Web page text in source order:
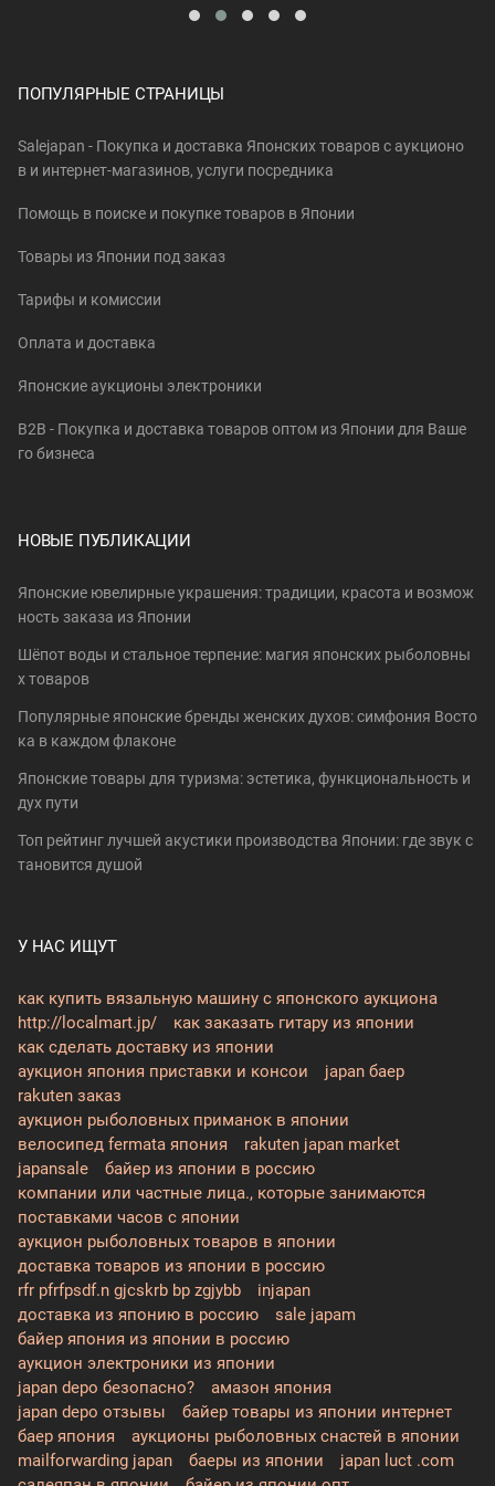
ПОПУЛЯРНЫЕ СТРАНИЦЫ
Salejapan - Покупка и доставка Японских товаров c аукционо
в и интернет-магазинов, услуги посредника
Помощь в поиске и покупке товаров в Японии
Товары из Японии под заказ
Тарифы и комиссии
Оплата и доставка
Японские аукционы электроники
B2B - Покупка и доставка товаров оптом из Японии для Ваше
го бизнеса
НОВЫЕ ПУБЛИКАЦИИ
Японские ювелирные украшения: традиции, красота и возмож
ность заказа из Японии
Шёпот воды и стальное терпение: магия японских рыболовны
х товаров
Популярные японские бренды женских духов: симфония Восто
ка в каждом флаконе
Японские товары для туризма: эстетика, функциональность и
дух пути
Топ рейтинг лучшей акустики производства Японии: где звук с
тановится душой
У НАС ИЩУТ
как купить вязальную машину с японского аукциона
http://localmart.jp/
как заказать гитару из японии
как сделать доставку из японии
аукцион япония приставки и консои
japan баер
rakuten заказ
аукцион рыболовных приманок в японии
велосипед fermata япония
rakuten japan market
japansale
байер из японии в россию
компании или частные лица., которые занимаются
поставками часов с японии
аукцион рыболовных товаров в японии
доставка товаров из японии в россию
rfr pfrfpsdf.n gjcskrb bp zgjybb
injapan
доставка из японию в россию
sale japam
байер япония из японии в россию
аукцион электроники из японии
japan depo безопасно?
амазон япония
japan depo отзывы
байер товары из японии интернет
баер япония
аукционы рыболовных снастей в японии
mailforwarding japan
баеры из японии
japan luct .com